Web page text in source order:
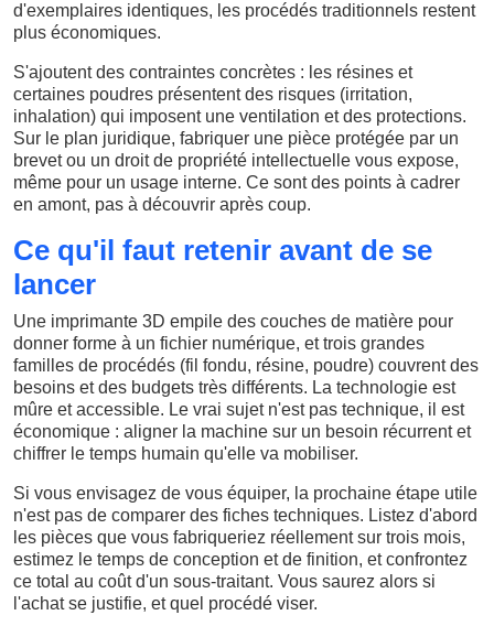
d'exemplaires identiques, les procédés traditionnels restent
plus économiques.
S'ajoutent des contraintes concrètes : les résines et
certaines poudres présentent des risques (irritation,
inhalation) qui imposent une ventilation et des protections.
Sur le plan juridique, fabriquer une pièce protégée par un
brevet ou un droit de propriété intellectuelle vous expose,
même pour un usage interne. Ce sont des points à cadrer
en amont, pas à découvrir après coup.
Ce qu'il faut retenir avant de se
lancer
Une imprimante 3D empile des couches de matière pour
donner forme à un fichier numérique, et trois grandes
familles de procédés (fil fondu, résine, poudre) couvrent des
besoins et des budgets très différents. La technologie est
mûre et accessible. Le vrai sujet n'est pas technique, il est
économique : aligner la machine sur un besoin récurrent et
chiffrer le temps humain qu'elle va mobiliser.
Si vous envisagez de vous équiper, la prochaine étape utile
n'est pas de comparer des fiches techniques. Listez d'abord
les pièces que vous fabriqueriez réellement sur trois mois,
estimez le temps de conception et de finition, et confrontez
ce total au coût d'un sous-traitant. Vous saurez alors si
l'achat se justifie, et quel procédé viser.